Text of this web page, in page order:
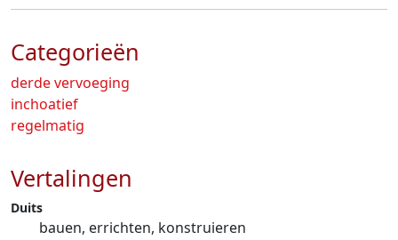
Categorieën
derde vervoeging
inchoatief
regelmatig
Vertalingen
Duits
bauen, errichten, konstruieren